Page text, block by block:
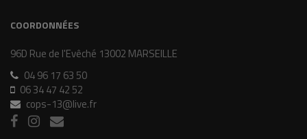
COORDONNÉES
96D Rue de l'Evêché 13002 MARSEILLE
04 96 17 63 50
06 34 47 42 52
cops-13@live.fr